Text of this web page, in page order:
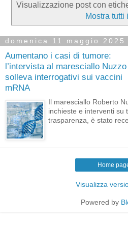
Visualizzazione post con
Mostra tutti
domenica 11 maggio 2025
Aumentano i casi di tumore:
l’intervista al maresciallo Nuzzo
solleva interrogativi sui vaccini
mRNA
Il maresciallo Roberto
inchieste e interventi su
trasparenza, è stato
Home
Visualizza
Powered by